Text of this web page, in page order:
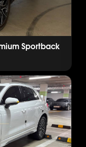
Sportback